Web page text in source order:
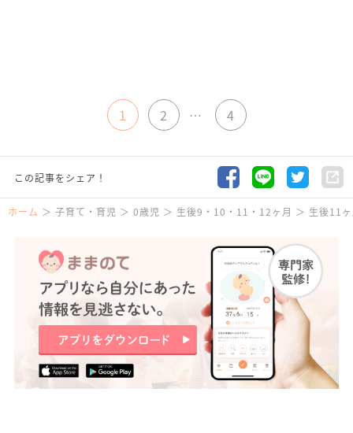
1 2 … 4
この記事をシェア！
ホーム 子育て・育児 0歳児 生後9・10・11・12ヶ月 生後11